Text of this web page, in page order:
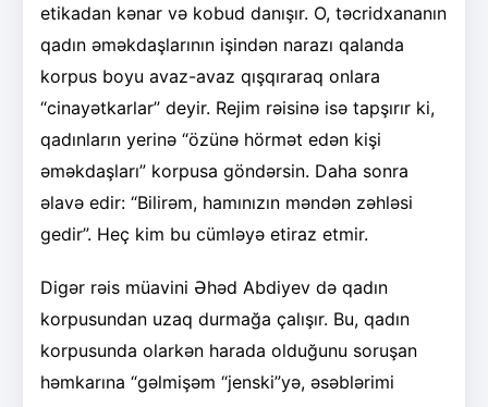
etikadan kənar və kobud danışır. O, təcridxananın
qadın əməkdaşlarının işindən narazı qalanda
korpus boyu avaz-avaz qışqıraraq onlara
“cinayətkarlar” deyir. Rejim rəisinə isə tapşırır ki,
qadınların yerinə “özünə hörmət edən kişi
əməkdaşları” korpusa göndərsin. Daha sonra
əlavə edir: “Bilirəm, hamınızın məndən zəhləsi
gedir”. Heç kim bu cümləyə etiraz etmir.
Digər rəis müavini Əhəd Abdiyev də qadın
korpusundan uzaq durmağa çalışır. Bu, qadın
korpusunda olarkən harada olduğunu soruşan
həmkarına “gəlmişəm “jenski”yə, əsəblərimi